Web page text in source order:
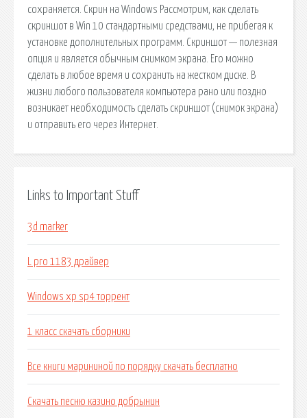
сохраняется. Скрин на Windows Рассмотрим, как сделать
скриншот в Win 10 стандартными средствами, не прибегая к
установке дополнительных программ. Скриншот — полезная
опция и является обычным снимком экрана. Его можно
сделать в любое время и сохранить на жестком диске. В
жизни любого пользователя компьютера рано или поздно
возникает необходимость сделать скриншот (снимок экрана)
и отправить его через Интернет.
Links to Important Stuff
3d marker
L pro 1183 драйвер
Windows xp sp4 торрент
1 класс скачать сборники
Все книги марининой по порядку скачать бесплатно
Скачать песню казино добрынин